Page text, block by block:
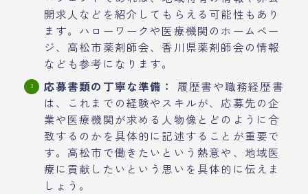
開求人などを紹介してもらえる可能性もあり
ます。ハローワークや医療機関のホームペー
ジ、高松市薬剤師会、香川県薬剤師会の情報
なども参考になります。
応募書類の丁寧な準備：
履歴書や職務経歴書
は、これまでの経験やスキルが、応募先の企
業や医療機関が求める人物像とどのように合
致するのかを具体的に記述することが重要で
す。高松市で働きたいという熱意や、地域医
療に貢献したいという思いを具体的に伝えま
しょう。